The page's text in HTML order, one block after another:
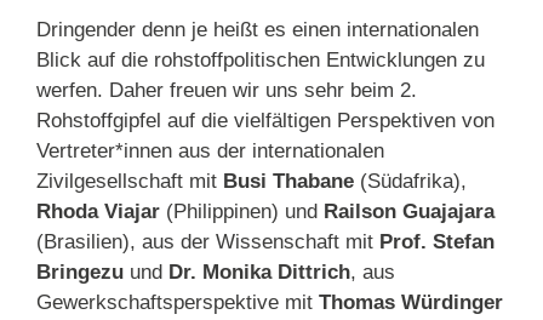
Dringender denn je heißt es einen internationalen
Blick auf die rohstoffpolitischen Entwicklungen zu
werfen. Daher freuen wir uns sehr beim 2.
Rohstoffgipfel auf die vielfältigen Perspektiven von
Vertreter*innen aus der internationalen
Zivilgesellschaft mit Busi Thabane (Südafrika),
Rhoda Viajar (Philippinen) und Railson Guajajara
(Brasilien), aus der Wissenschaft mit Prof. Stefan
Bringezu und Dr. Monika Dittrich, aus
Gewerkschaftsperspektive mit Thomas Würdinger